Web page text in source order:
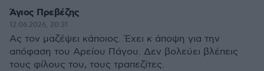
Άγιος Πρεβέζης
12.06.2026, 20:31
Ας τον μαζέψει κάποιος. Έχει κ άποψη για την
απόφαση του Αρείου Πάγου. Δεν βολεύει βλέπεις
τους φίλους του, τους τραπεζίτες.